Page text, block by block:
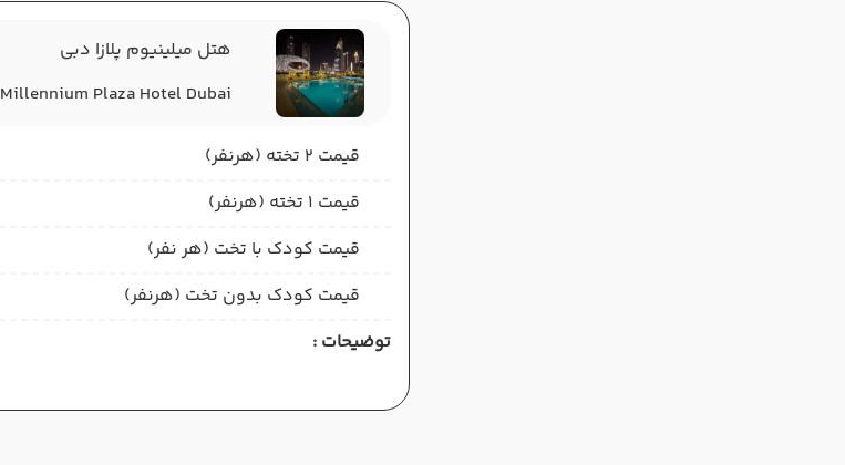
هتل میلینیوم پلازا دبی
Millennium Plaza Hotel Dubai
قیمت 2 تخته (هرنفر)
قیمت 1 تخته (هرنفر)
قیمت کودک با تخت (هر نفر)
قیمت کودک بدون تخت (هرنفر)
توضیحات :